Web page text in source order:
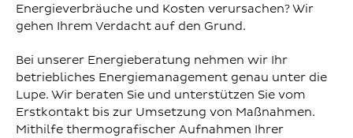
Energieverbräuche und Kosten verursachen? Wir
gehen Ihrem Verdacht auf den Grund.
Bei unserer Energieberatung nehmen wir Ihr
betriebliches Energiemanagement genau unter die
Lupe. Wir beraten Sie und unterstützen Sie vom
Erstkontakt bis zur Umsetzung von Maßnahmen.
Mithilfe thermografischer Aufnahmen Ihrer